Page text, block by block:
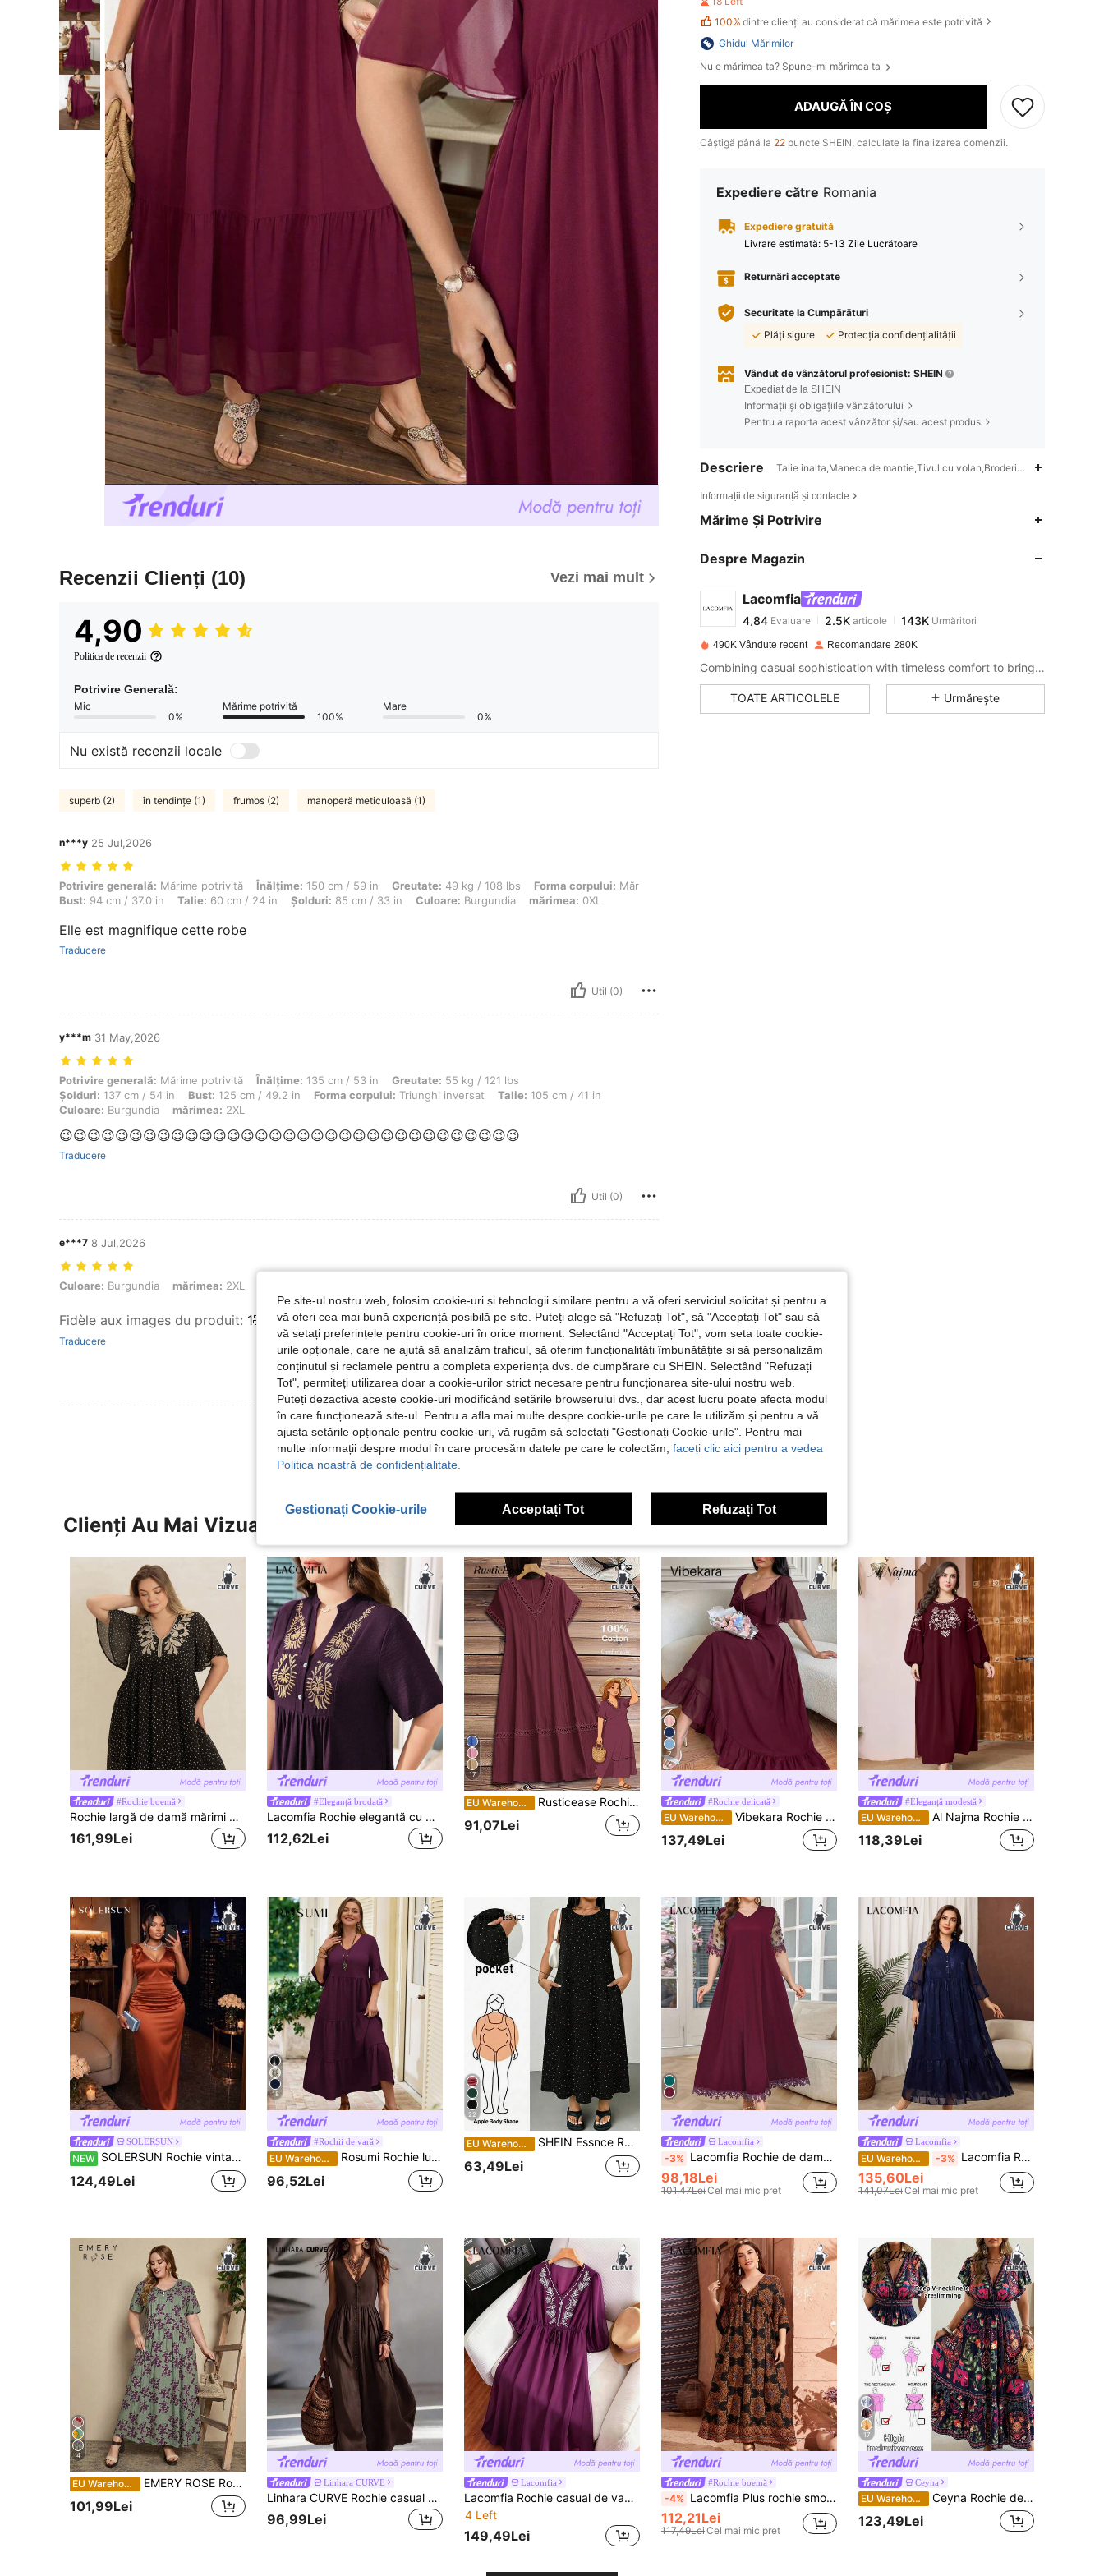
Recenzii Clienți (10) Vezi mai mult
4,90
Politica de recenzii
Potrivire Generală:
Mic
0%
Mărime potrivită
100%
Mare
0%
Nu există recenzii locale
superb (2) în tendințe (1) frumos (2) manoperă meticuloasă (1)
n***y 25 Jul,2026
Potrivire generală: Mărime potrivită, Înălţime: 150 cm / 59 in, Greutate: 49 kg / 108 lbs, Forma corpului: Măr, Bust: 94 cm / 37.0 in, Talie: 60 cm / 24 in, Șolduri: 85 cm / 33 in, Culoare: Burgundia, mărimea: 0XL
Potrivire generală: Mărime potrivită Înălţime: 150 cm / 59 in Greutate: 49 kg / 108 lbs Forma corpului: Măr
Bust: 94 cm / 37.0 in Talie: 60 cm / 24 in Șolduri: 85 cm / 33 in Culoare: Burgundia mărimea: 0XL
Elle est magnifique cette robe
Traducere
Util (0)
y***m 31 May,2026
Potrivire generală: Mărime potrivită, Înălţime: 135 cm / 53 in, Greutate: 55 kg / 121 lbs, Șolduri: 137 cm / 54 in, Bust: 125 cm / 49.2 in, Forma corpului: Triunghi inversat, Talie: 105 cm / 41 in, Culoare: Burgundia, mărimea: 2XL
Potrivire generală: Mărime potrivită Înălţime: 135 cm / 53 in Greutate: 55 kg / 121 lbs
Șolduri: 137 cm / 54 in Bust: 125 cm / 49.2 in Forma corpului: Triunghi inversat Talie: 105 cm / 41 in
Culoare: Burgundia mărimea: 2XL
😉😉😉😉😉😉😉😉😉😉😉😉😉😉😉😉😉😉😉😉😉😉😉😉😉😉😉😉😉😉😉😉😉
Traducere
Util (0)
e***7 8 Jul,2026
Culoare: Burgundia, mărimea: 2XL
Culoare: Burgundia mărimea: 2XL
Fidèle aux images du produit: 1🤣😄🤣😄🤣😄🥰🫠🥰🥰🫠🥰😁😇😉😇😁😇😁😇😁😇🥲😁🥲
Traducere
Util (0)
Vezi Mai Multe Recenzii
100% dintre clienți au considerat că mărimea este potrivită
Ghidul Mărimilor
Nu e mărimea ta? Spune-mi mărimea ta
ADAUGĂ ÎN COȘ
Câștigă până la 22 puncte SHEIN, calculate la finalizarea comenzii.
Expediere către Romania
Expediere gratuită
Livrare estimată: 5-13 Zile Lucrătoare
Returnări acceptate
Securitate la Cumpărături
Plăți sigure
Protecția confidențialității
Vândut de vânzătorul profesionist: SHEIN
Expediat de la SHEIN
Informații și obligațiile vânzătorului
Pentru a raporta acest vânzător și/sau acest produs
Descriere Talie inalta,Maneca de mantie,Tivul cu volan,Broderie,Aplicații
Informații de siguranță și contacte
Mărime Și Potrivire
Despre Magazin
Lacomfia
4,84
4,84 Evaluare 2.5Karticole
g***va plătitîn urmă cu 1 zi
4,84 2.5K
490K Vândute recent Recomandare 280K
Combining casual sophistication with timeless comfort to bring effortless style to your everyday wardrobe.
TOATE ARTICOLELE Urmărește
Clienți Au Mai Vizualizat
#Rochie boemă
Rochie largă de damă mărimi mari, neagră, cu polcă, brodată, cu decolteu în V și mâneci cu volane, potrivită pentru vacanță la plajă și festivaluri de muzică, elegantă, de vară
161,99Lei
#Eleganță brodată
Lacomfia Rochie elegantă cu mânecă scurtă, croială Slim Fit, pentru femei, mărime plus, cu guler contrastant, broderie, confortabilă pentru naveta
112,62Lei
17
EU Warehouse Rusticease Rochie de vară casual cu mânecă scurtă și decolteu în V, mărime plus
91,07Lei
7
#Rochie delicată
EU Warehouse Vibekara Rochie de seară casual cu decolteu în V și mâneci cu volane, tip A, elegantă și confortabilă pentru ieșiri în oraș
137,49Lei
#Eleganță modestă
EU Warehouse Al Najma Rochie Burgundy Plus Broderie Florala Maneca Lanterna, Tinuta Maxi Femei
118,39Lei
SOLERSUN
NEW SOLERSUN Rochie vintage mărimi mari, versatilă, din satin, plisată, cu crăpătură în spate, pentru petrecere
124,49Lei
18
#Rochii de vară
EU Warehouse Rosumi Rochie lungă, galbenă, lungă, cu decolteu în V, cu mâneci cu volane, cu mai multe etape, pentru femei
96,52Lei
22
EU Warehouse SHEIN Essnce Rochie lungă tip maiou pentru femei mărimi mari, cu buline, casual de vară pentru vacanță, croială largă, fără mâneci, cu buzunare, stil confortabil și versatil pentru purtare zilnică, ușor de asortat
63,49Lei
Lacomfia
-3% Lacomfia Rochie de damă cu mânecă scurtă, culoare solidă, cu dantelă, stil arab, mărime plus
98,18Lei
101,47LeiCel mai mic pret
Lacomfia
EU Warehouse -3% Lacomfia Rochie casual cu decolteu în V, mâneci 3/4, mărime mare, potrivită pentru toate ocaziile de primăvară și vară
135,60Lei
141,07LeiCel mai mic pret
4
EU Warehouse EMERY ROSE Rochie lungă de vară cu imprimeu floral și mâneci, cu nasturi pe jumătate
101,99Lei
Linhara CURVE
Linhara CURVE Rochie casual mărimi mari, cu decolteu în V, fără mâneci și nasturi în față
96,99Lei
Lacomfia
Lacomfia Rochie casual de vacanță mărimă mare, cu broderie florală și mâneci bufante
4 Left
149,49Lei
#Rochie boemă
-4% Lacomfia Plus rochie smock cu decolteu în V cu imprimeu mandala
112,21Lei
117,49LeiCel mai mic pret
17
Ceyna
EU Warehouse Ceyna Rochie de damă plus size, vară nouă, stil boem, imprimată, casual, rochie cu mâneci fluturate și talie, rochie maxi cu decolteu adânc în V, rochie maxi evazată, lejeră și mulată
123,49Lei
Pe site-ul nostru web, folosim cookie-uri și tehnologii similare pentru a vă oferi serviciul solicitat și pentru a
vă oferi cea mai bună experiență posibilă pe site. Puteți alege să "Refuzați Tot", să "Acceptați Tot" sau să
vă setați preferințele pentru cookie-uri în orice moment. Selectând "Acceptați Tot", vom seta toate cookie-
urile opționale, care ne ajută să analizăm traficul, să oferim funcționalități îmbunătățite și să personalizăm
conținutul și reclamele pentru a completa experiența dvs. de cumpărare cu SHEIN. Selectând "Refuzați
Tot", permiteți utilizarea doar a cookie-urilor strict necesare pentru funcționarea site-ului nostru web.
Puteți dezactiva aceste cookie-uri modificând setările browserului dvs., dar acest lucru poate afecta modul
în care funcționează site-ul. Pentru a afla mai multe despre cookie-urile pe care le utilizăm și pentru a vă
ajusta setările opționale pentru cookie-uri, vă rugăm să selectați "Gestionați Cookie-urile". Pentru mai
multe informații despre modul în care procesăm datele pe care le colectăm, faceți clic aici pentru a vedea
Politica noastră de confidențialitate.
Gestionați Cookie-urile Acceptați Tot Refuzați Tot